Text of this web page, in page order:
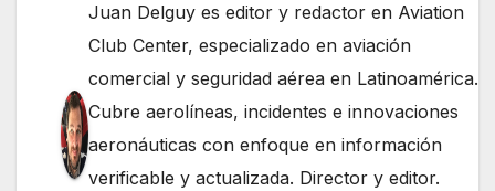
Juan Delguy es editor y redactor en Aviation
Club Center, especializado en aviación
comercial y seguridad aérea en Latinoamérica.
Cubre aerolíneas, incidentes e innovaciones
aeronáuticas con enfoque en información
verificable y actualizada. Director y editor.